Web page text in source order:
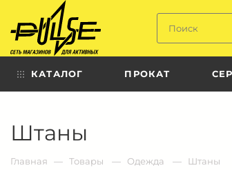
КАТАЛОГ ПРОКАТ
Штаны
пульс:
сеть
для
Главная Товары Одежда Штаны